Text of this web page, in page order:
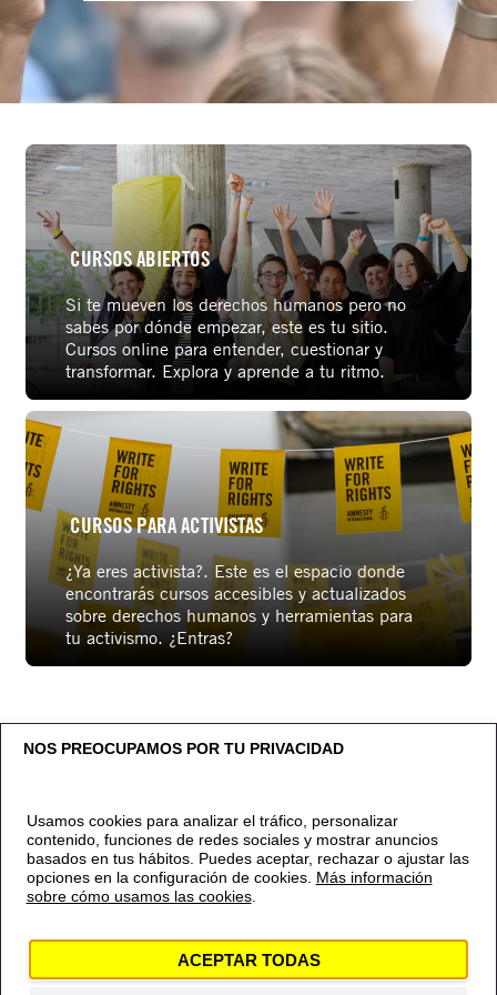
NOS PREOCUPAMOS POR TU PRIVACIDAD
Usamos cookies para analizar el tráfico, personalizar
contenido, funciones de redes sociales y mostrar anuncios
basados en tus hábitos. Puedes aceptar, rechazar o ajustar las
opciones en la configuración de cookies. Más información
sobre cómo usamos las cookies.
ACEPTAR TODAS
CURSOS ABIERTOS
Si te mueven los derechos humanos pero no
sabes por dónde empezar, este es tu sitio.
Cursos online para entender, cuestionar y
transformar. Explora y aprende a tu ritmo.
CURSOS PARA ACTIVISTAS
¿Ya eres activista?. Este es el espacio donde
encontrarás cursos accesibles y actualizados
sobre derechos humanos y herramientas para
tu activismo. ¿Entras?
Contacto Política de privacidad
cookies
Aviso Legal Canal Ético
© 2024 Amnistía Internacional España